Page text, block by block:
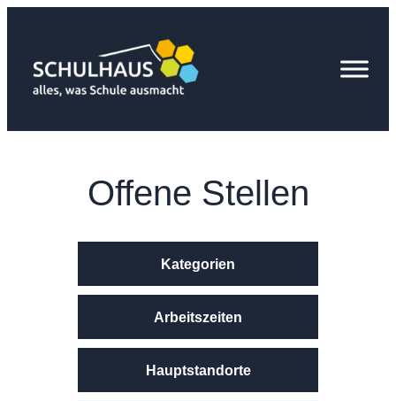
springen
Offene Stellen
Kategorien
Arbeitszeiten
Hauptstandorte